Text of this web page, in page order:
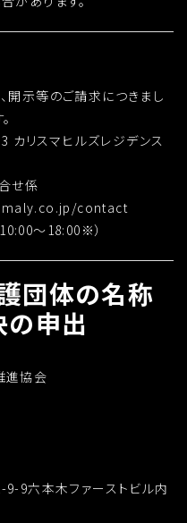
開示等のご請求につきまし
リスマヒルズレジデンス
せ係
contact
～18:00※）
団体の名称
の申出
進協会
9六本木ファーストビル内